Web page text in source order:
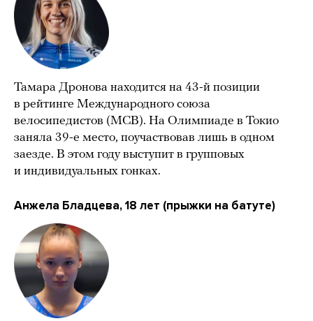
Тамара Дронова находится на 43-й позиции
в рейтинге Международного союза
велосипедистов (МСВ). На Олимпиаде в Токио
заняла 39-е место, поучаствовав лишь в одном
заезде. В этом году выступит в групповых
и индивидуальных гонках.
Анжела Бладцева, 18 лет (прыжки на батуте)